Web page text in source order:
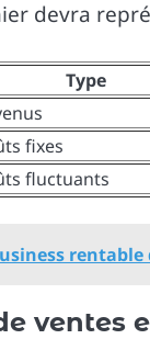
devra
Type
fixes
fluctuants
ventes